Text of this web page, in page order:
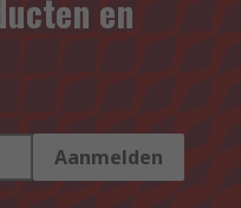
en
Aanmelden